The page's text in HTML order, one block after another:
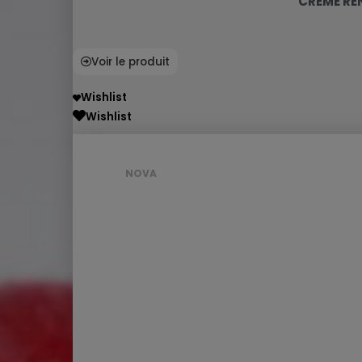
Voir le produit
Wishlist
Wishlist
NOVA